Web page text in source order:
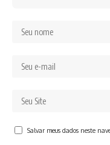
Salvar meus dados neste